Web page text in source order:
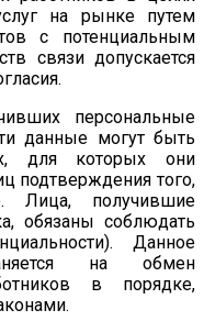
на рынке путем
с потенциальным
связи допускается
персональные
данные могут быть
для которых они
подтверждения того,
Лица, получившие
обязаны соблюдать
Данное
на обмен
в порядке,